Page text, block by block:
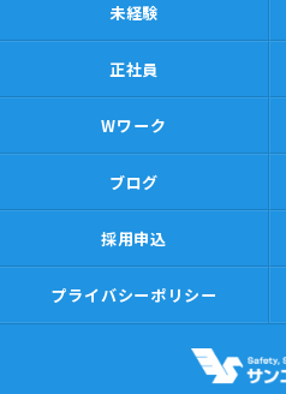
未経験
正社員
Wワーク
ブログ
採用申込
プライバシーポリシー